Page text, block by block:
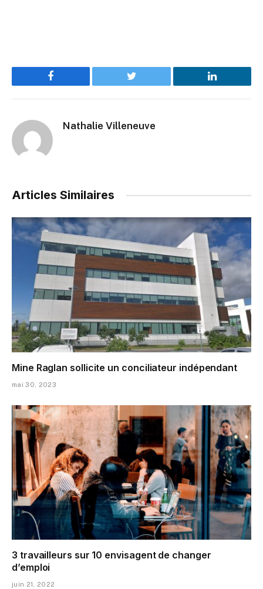
Facebook Twitter LinkedIn
Nathalie Villeneuve
Articles Similaires
Mine Raglan sollicite un conciliateur indépendant
mai 30, 2023
3 travailleurs sur 10 envisagent de changer
d’emploi
juin 21, 2022